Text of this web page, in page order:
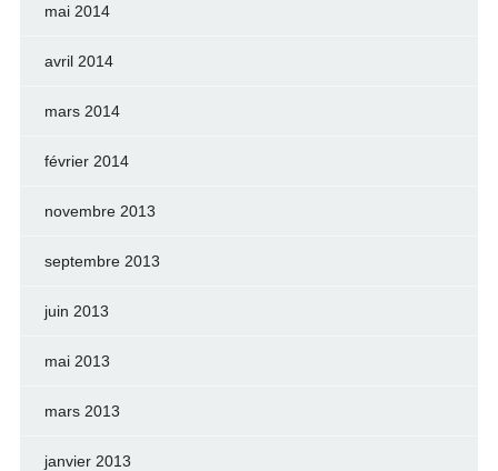
mai 2014
avril 2014
mars 2014
février 2014
novembre 2013
septembre 2013
juin 2013
mai 2013
mars 2013
janvier 2013